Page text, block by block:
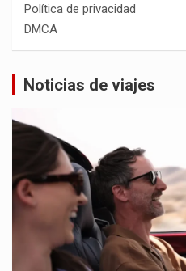
Política de privacidad
DMCA
Noticias de viajes